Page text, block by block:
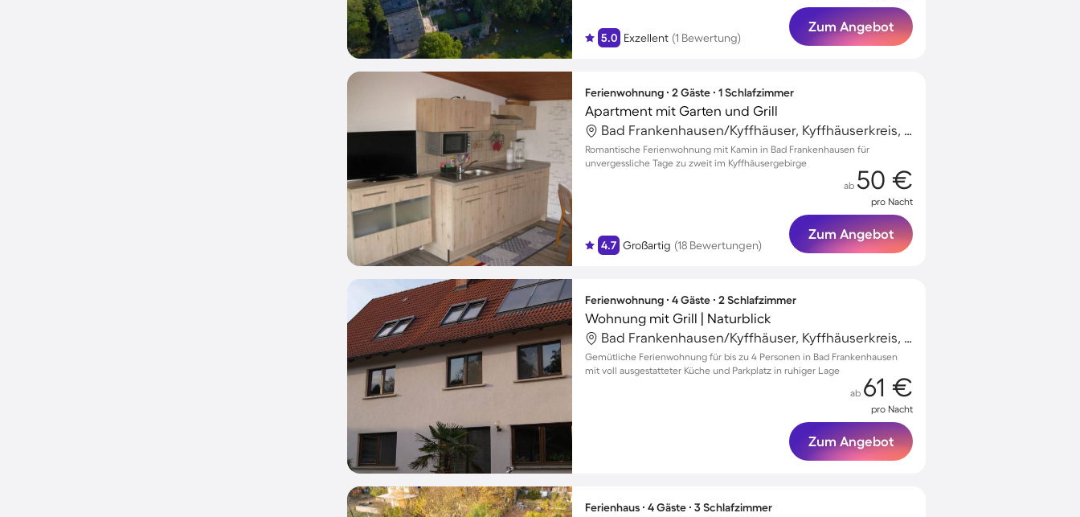
5.0 Exzellent (1 Bewertung)
Zum Angebot
Ferienwohnung ∙ 2 Gäste ∙ 1 Schlafzimmer
Apartment mit Garten und Grill
Bad Frankenhausen/Kyffhäuser, Kyffhäuserkreis, Deutschland
Romantische Ferienwohnung mit Kamin in Bad Frankenhausen für
unvergessliche Tage zu zweit im Kyffhäusergebirge
4.7 Großartig (18 Bewertungen)
ab 50 €
pro Nacht
Zum Angebot
Ferienwohnung ∙ 4 Gäste ∙ 2 Schlafzimmer
Wohnung mit Grill | Naturblick
Bad Frankenhausen/Kyffhäuser, Kyffhäuserkreis, Deutschland
Gemütliche Ferienwohnung für bis zu 4 Personen in Bad Frankenhausen
mit voll ausgestatteter Küche und Parkplatz in ruhiger Lage
ab 61 €
pro Nacht
Zum Angebot
Ferienhaus ∙ 4 Gäste ∙ 3 Schlafzimmer